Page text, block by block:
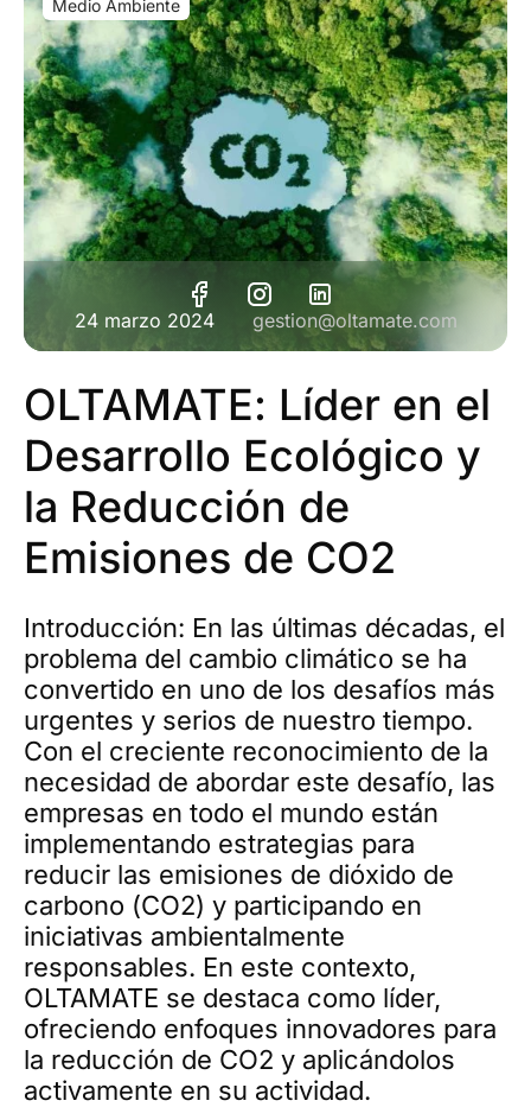
Medio Ambiente
24 marzo 2024 gestion@oltamate.com
OLTAMATE: Líder en el
Desarrollo Ecológico y
la Reducción de
Emisiones de CO2
Introducción: En las últimas décadas, el
problema del cambio climático se ha
convertido en uno de los desafíos más
urgentes y serios de nuestro tiempo.
Con el creciente reconocimiento de la
necesidad de abordar este desafío, las
empresas en todo el mundo están
implementando estrategias para
reducir las emisiones de dióxido de
carbono (CO2) y participando en
iniciativas ambientalmente
responsables. En este contexto,
OLTAMATE se destaca como líder,
ofreciendo enfoques innovadores para
la reducción de CO2 y aplicándolos
activamente en su actividad.